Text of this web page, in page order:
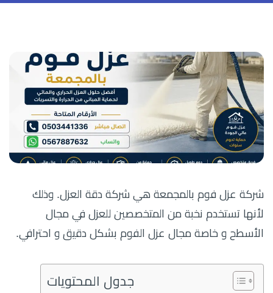
شركة عزل فوم بالمجمعة هي شركة دقة العزل. وذلك
لأنها تستخدم نخبة من المتخصصين للعزل في مجال
الأسطح و خاصة مجال عزل الفوم بشكل دقيق و احترافي.
جدول المحتويات